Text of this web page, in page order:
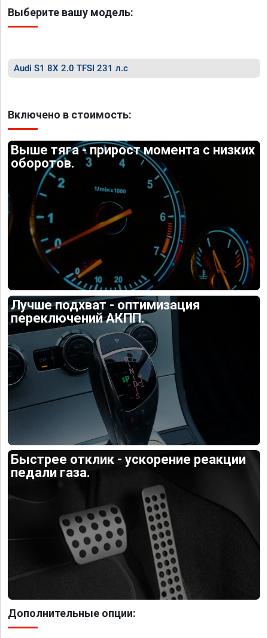
Выберите вашу модель:
Audi S1 8X 2.0 TFSI 231 л.с
Включено в стоимость:
Выше тяга - прирост момента с низких
оборотов.
Лучше подхват - оптимизация
переключений АКПП.
Быстрее отклик - ускорение реакции
педали газа.
Дополнительные опции: